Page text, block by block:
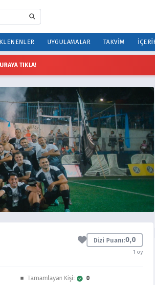
UYGULAMALAR TAKVIM
TIKLA!
Dizi Puanı:0,0
1 oy
Tamamlayan Kişi:
0